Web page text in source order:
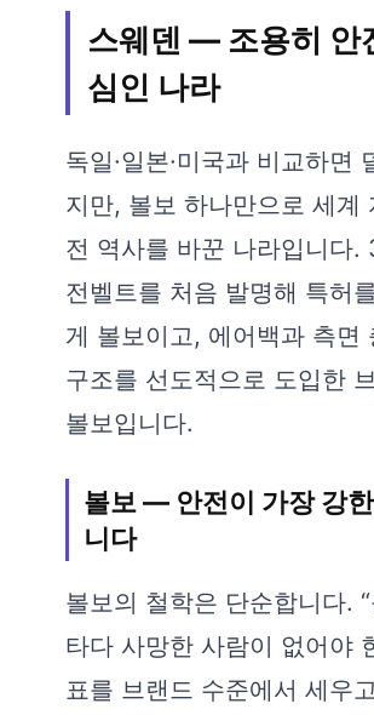
스웨덴 — 조용히 안
심인 나라
독일·일본·미국과 비교하면
지만, 볼보 하나만으로 세계
전 역사를 바꾼 나라입니다.
전벨트를 처음 발명해 특허
게 볼보이고, 에어백과 측면
구조를 선도적으로 도입한
볼보입니다.
볼보 — 안전이 가장 강
니다
볼보의 철학은 단순합니다.
타다 사망한 사람이 없어야
표를 브랜드 수준에서 세우